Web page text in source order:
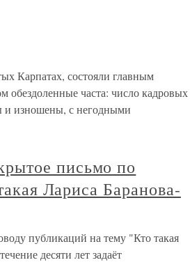
Карпатах, состояли главным
обездоленные часта: число кадровых
и изношены, с негодными
письмо по
Лариса Баранова-
публикаций на тему "Кто такая
десяти лет задаёт